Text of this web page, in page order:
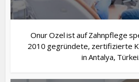
Onur Ozel ist auf Zahnpflege
2010 gegründete, zertifizierte
in Antalya,